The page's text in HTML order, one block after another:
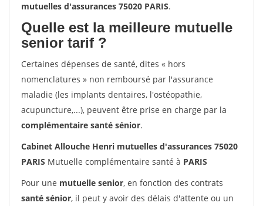
mutuelles d'assurances 75020 PARIS.
Quelle est la meilleure mutuelle
senior tarif ?
Certaines dépenses de santé, dites « hors
nomenclatures » non remboursé par l'assurance
maladie (les implants dentaires, l'ostéopathie,
acupuncture,...), peuvent être prise en charge par la
complémentaire santé sénior.
Cabinet Allouche Henri mutuelles d'assurances 75020
PARIS Mutuelle complémentaire santé à PARIS
Pour une mutuelle senior, en fonction des contrats
santé sénior, il peut y avoir des délais d'attente ou un